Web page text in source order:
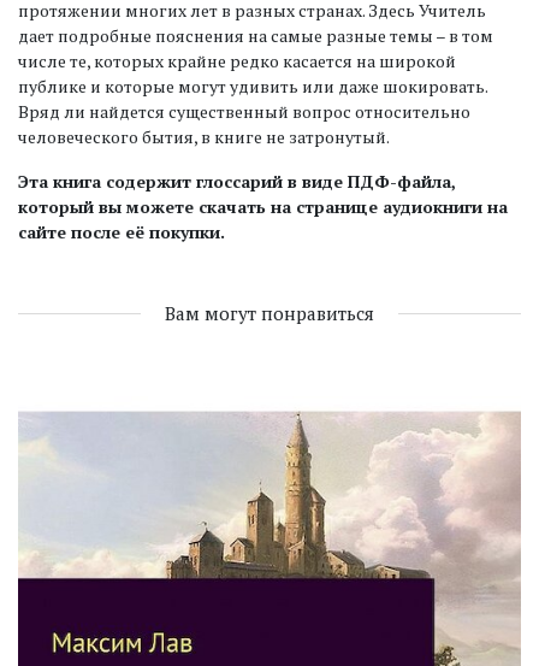
протяжении многих лет в разных странах. Здесь Учитель
дает подробные пояснения на самые разные темы – в том
числе те, которых крайне редко касается на широкой
публике и которые могут удивить или даже шокировать.
Вряд ли найдется существенный вопрос относительно
человеческого бытия, в книге не затронутый.
Эта книга содержит глоссарий в виде ПДФ-файла,
который вы можете скачать на странице аудиокниги на
сайте после её покупки.
Вам могут понравиться